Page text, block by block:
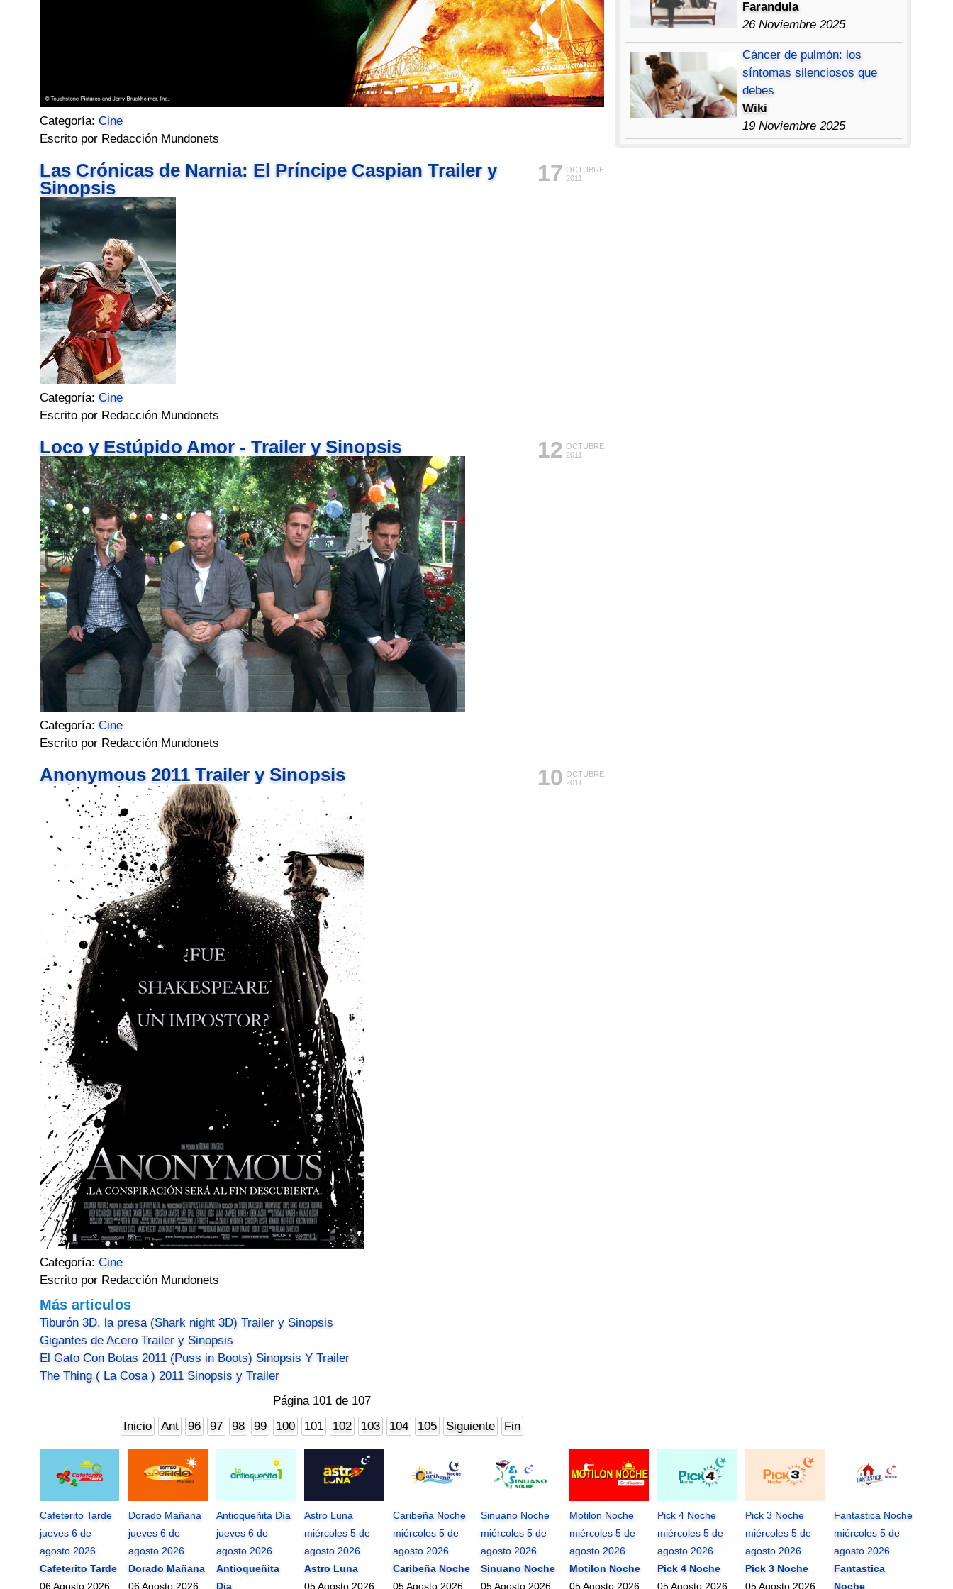
Categoría:Cine
Escrito por Redacción Mundonets
17 OCTUBRE
2011
Las Crónicas de Narnia: El Príncipe Caspian Trailer y
Sinopsis
Categoría:Cine
Escrito por Redacción Mundonets
12 OCTUBRE
2011
Loco y Estúpido Amor - Trailer y Sinopsis
Categoría:Cine
Escrito por Redacción Mundonets
10 OCTUBRE
2011
Anonymous 2011 Trailer y Sinopsis
Categoría:Cine
Escrito por Redacción Mundonets
Más articulos
Tiburón 3D, la presa (Shark night 3D) Trailer y Sinopsis
Gigantes de Acero Trailer y Sinopsis
El Gato Con Botas 2011 (Puss in Boots) Sinopsis Y Trailer
The Thing ( La Cosa ) 2011 Sinopsis y Trailer
Página 101 de 107
Inicio
Ant 96 97 98 99 100 101 102 103 104 105 Siguiente Fin
Farandula
26 Noviembre 2025
Cáncer de pulmón: los
síntomas silenciosos que
debes
Wiki
19 Noviembre 2025
Cafeterito Tarde
jueves 6 de
agosto 2026
Cafeterito Tarde
06 Agosto 2026
Dorado Mañana
jueves 6 de
agosto 2026
Dorado Mañana
06 Agosto 2026
Antioqueñita Día
jueves 6 de
agosto 2026
Antioqueñita
Dia
Astro Luna
miércoles 5 de
agosto 2026
Astro Luna
05 Agosto 2026
Caribeña Noche
miércoles 5 de
agosto 2026
Caribeña Noche
05 Agosto 2026
Sinuano Noche
miércoles 5 de
agosto 2026
Sinuano Noche
05 Agosto 2026
Motilon Noche
miércoles 5 de
agosto 2026
Motilon Noche
05 Agosto 2026
Pick 4 Noche
miércoles 5 de
agosto 2026
Pick 4 Noche
05 Agosto 2026
Pick 3 Noche
miércoles 5 de
agosto 2026
Pick 3 Noche
05 Agosto 2026
Fantastica Noche
miércoles 5 de
agosto 2026
Fantastica
Noche